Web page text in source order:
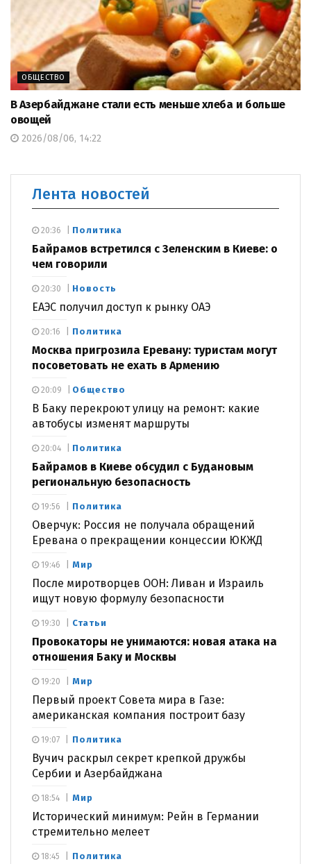
ОБЩЕСТВО
В Азербайджане стали есть меньше хлеба и больше
овощей
2026/08/06, 14:22
Лента новостей
Политика
Байрамов встретился с Зеленским в Киеве: о
чем говорили
20:36
Новость
ЕАЭС получил доступ к рынку ОАЭ
20:30
Политика
Москва пригрозила Еревану: туристам могут
посоветовать не ехать в Армению
20:16
Общество
В Баку перекроют улицу на ремонт: какие
автобусы изменят маршруты
20:09
Политика
Байрамов в Киеве обсудил с Будановым
региональную безопасность
20:04
Политика
Оверчук: Россия не получала обращений
Еревана о прекращении концессии ЮКЖД
19:56
Мир
После миротворцев ООН: Ливан и Израиль
ищут новую формулу безопасности
19:46
Статьи
Провокаторы не унимаются: новая атака на
отношения Баку и Москвы
19:30
Мир
Первый проект Совета мира в Газе:
американская компания построит базу
19:20
Политика
Вучич раскрыл секрет крепкой дружбы
Сербии и Азербайджана
19:07
Мир
Исторический минимум: Рейн в Германии
стремительно мелеет
18:54
Политика
18:45